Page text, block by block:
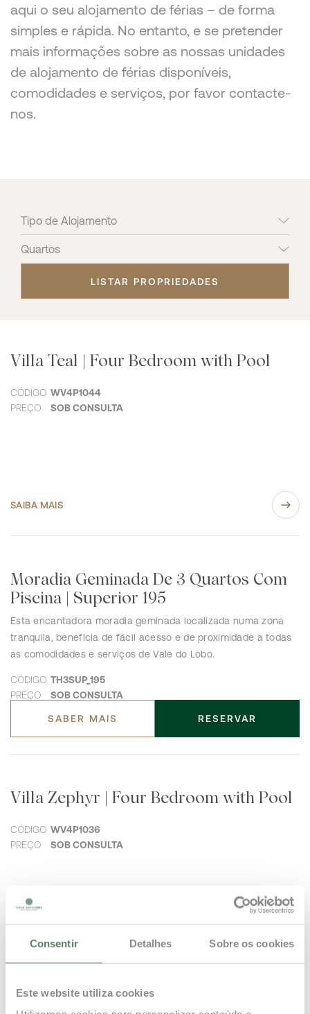
Consentir Detalhes Sobre os cookies
Este website utiliza cookies
aqui o seu alojamento de férias – de forma
simples e rápida. No entanto, e se pretender
mais informações sobre as nossas unidades
de alojamento de férias disponíveis,
comodidades e serviços, por favor contacte-
nos.
LISTAR PROPRIEDADES
Villa Teal | Four Bedroom with Pool
CÓDIGO WV4P1044
PREÇO
SOB CONSULTA
SAIBA MAIS
Moradia Geminada De 3 Quartos Com
Piscina | Superior 195
Esta encantadora moradia geminada localizada numa zona
tranquila, beneficia de fácil acesso e de proximidade a todas
as comodidades e serviços de Vale do Lobo.
CÓDIGO TH3SUP_195
PREÇO
SOB CONSULTA
SABER MAIS RESERVAR
Villa Zephyr | Four Bedroom with Pool
CÓDIGO WV4P1036
PREÇO
SOB CONSULTA
SABER MAIS RESERVAR